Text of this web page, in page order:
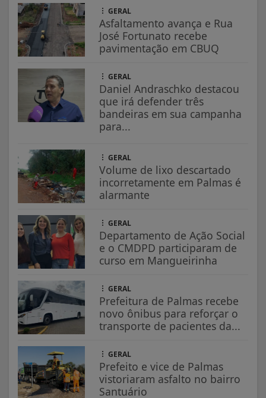
GERAL
Asfaltamento avança e Rua
José Fortunato recebe
pavimentação em CBUQ
GERAL
Daniel Andraschko destacou
que irá defender três
bandeiras em sua campanha
para...
GERAL
Volume de lixo descartado
incorretamente em Palmas é
alarmante
GERAL
Departamento de Ação Social
e o CMDPD participaram de
curso em Mangueirinha
GERAL
Prefeitura de Palmas recebe
novo ônibus para reforçar o
transporte de pacientes da...
GERAL
Prefeito e vice de Palmas
vistoriaram asfalto no bairro
Santuário